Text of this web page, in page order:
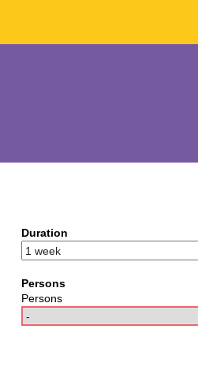
Duration
Persons
Persons